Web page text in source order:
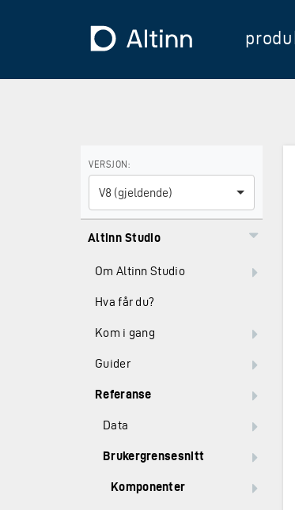
Til forsiden
VERSJON:
V8 (gjeldende)
Bruk piltastene for å navigere mellom
Altinn Studio
Om Altinn Studio
Hva får du?
Kom i gang
Guider
Referanse
Data
Brukergrensesnitt
Komponenter